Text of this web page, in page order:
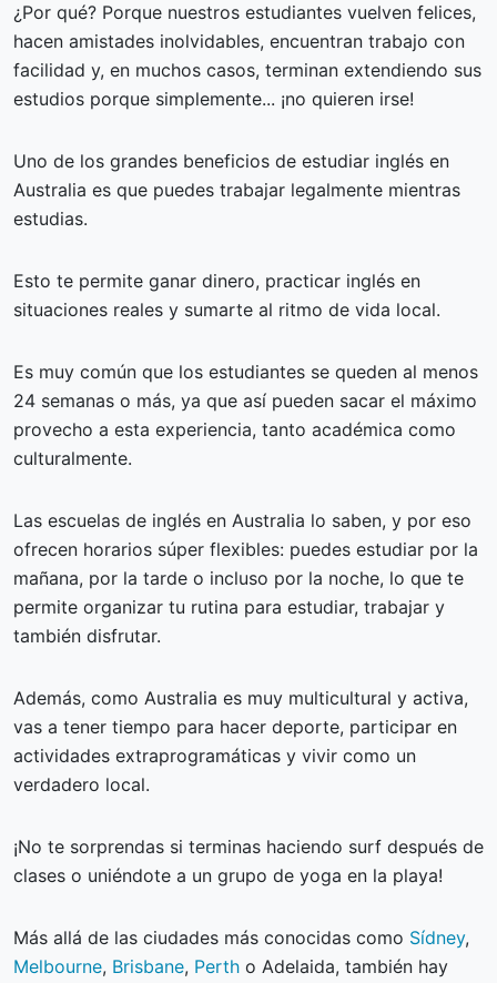
¿Por qué? Porque nuestros estudiantes vuelven felices,
hacen amistades inolvidables, encuentran trabajo con
facilidad y, en muchos casos, terminan extendiendo sus
estudios porque simplemente... ¡no quieren irse!
Uno de los grandes beneficios de estudiar inglés en
Australia es que puedes trabajar legalmente mientras
estudias.
Esto te permite ganar dinero, practicar inglés en
situaciones reales y sumarte al ritmo de vida local.
Es muy común que los estudiantes se queden al menos
24 semanas o más, ya que así pueden sacar el máximo
provecho a esta experiencia, tanto académica como
culturalmente.
Las escuelas de inglés en Australia lo saben, y por eso
ofrecen horarios súper flexibles: puedes estudiar por la
mañana, por la tarde o incluso por la noche, lo que te
permite organizar tu rutina para estudiar, trabajar y
también disfrutar.
Además, como Australia es muy multicultural y activa,
vas a tener tiempo para hacer deporte, participar en
actividades extraprogramáticas y vivir como un
verdadero local.
¡No te sorprendas si terminas haciendo surf después de
clases o uniéndote a un grupo de yoga en la playa!
Más allá de las ciudades más conocidas como Sídney,
Melbourne, Brisbane, Perth o Adelaida, también hay